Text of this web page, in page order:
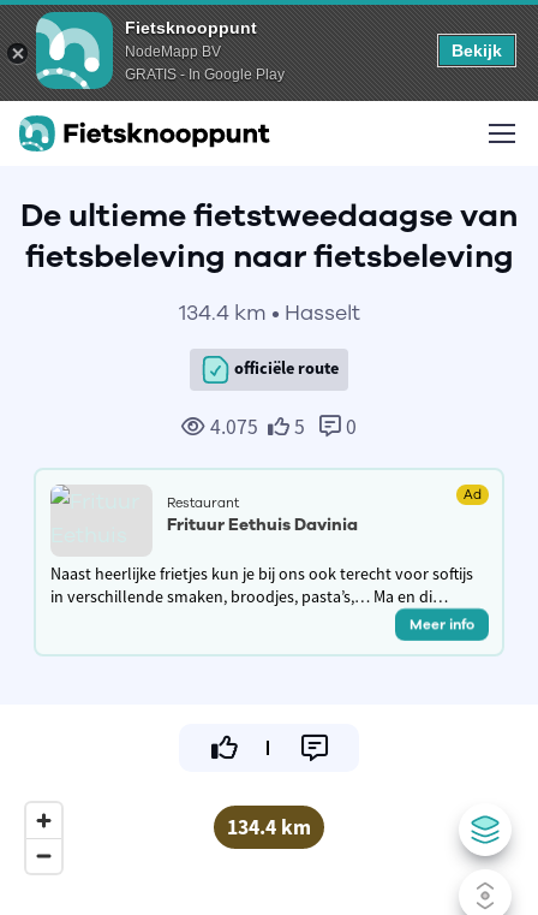
Fietsknooppunt
NodeMapp BV
GRATIS - In Google Play
Bekijk
De ultieme fietstweedaagse van
fietsbeleving naar fietsbeleving
134.4 km • Hasselt
officiële route
4.075 5 0
Restaurant Ad
Frituur Eethuis Davinia
Naast heerlijke frietjes kun je bij ons ook terecht voor softijs
in verschillende smaken, broodjes, pasta’s,… Ma en di
gesloten, andere dagen open van 11.30u tot 13.30u en van
Meer info
134.4 km